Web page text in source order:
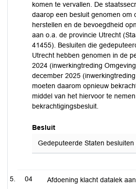
komen te vervallen. De
daarop een besluit genomen om
herstellen en de bevoegdheid
aan o.a. de provincie Utrecht
41455). Besluiten die
Utrecht hebben genomen in de
2024 (inwerkingtreding
december 2025
moeten daarom opnieuw
middel van het hiervoor te nemen
bekrachtigingsbesluit.
Besluit
Gedeputeerde Staten
04 Afdoening klacht datalek